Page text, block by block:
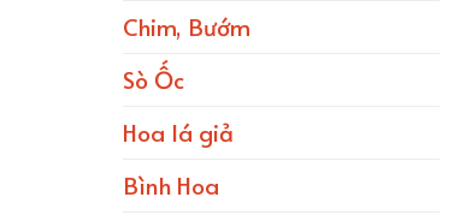
Chim, Bướm
Sò Ốc
Hoa lá giả
Bình Hoa